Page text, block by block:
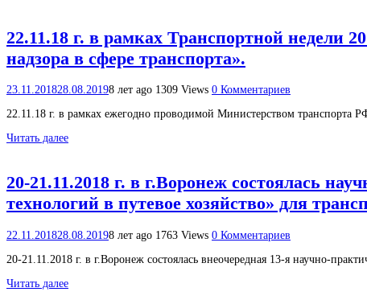
22.11.18 г. в рамках Транспортной недели
надзора в сфере транспорта».
23.11.201828.08.20198 лет ago 1309 Views 0 Комментариев
22.11.18 г. в рамках ежегодно проводимой Министерством транспорта
Читать далее
20-21.11.2018 г. в г.Воронеж состоялась
технологий в путевое хозяйство» для
22.11.201828.08.20198 лет ago 1763 Views 0 Комментариев
20-21.11.2018 г. в г.Воронеж состоялась внеочередная 13-я научно-
Читать далее